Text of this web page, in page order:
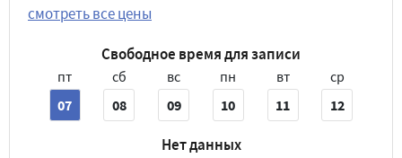
смотреть все цены
Свободное время для записи
пт
07
сб
08
вс
09
пн
10
вт
11
ср
12
Нет данных